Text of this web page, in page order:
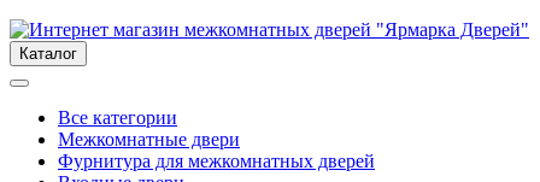
Каталог
Все категории
Межкомнатные двери
Фурнитура для межкомнатных дверей